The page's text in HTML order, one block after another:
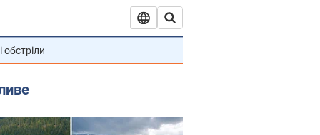
обстріли